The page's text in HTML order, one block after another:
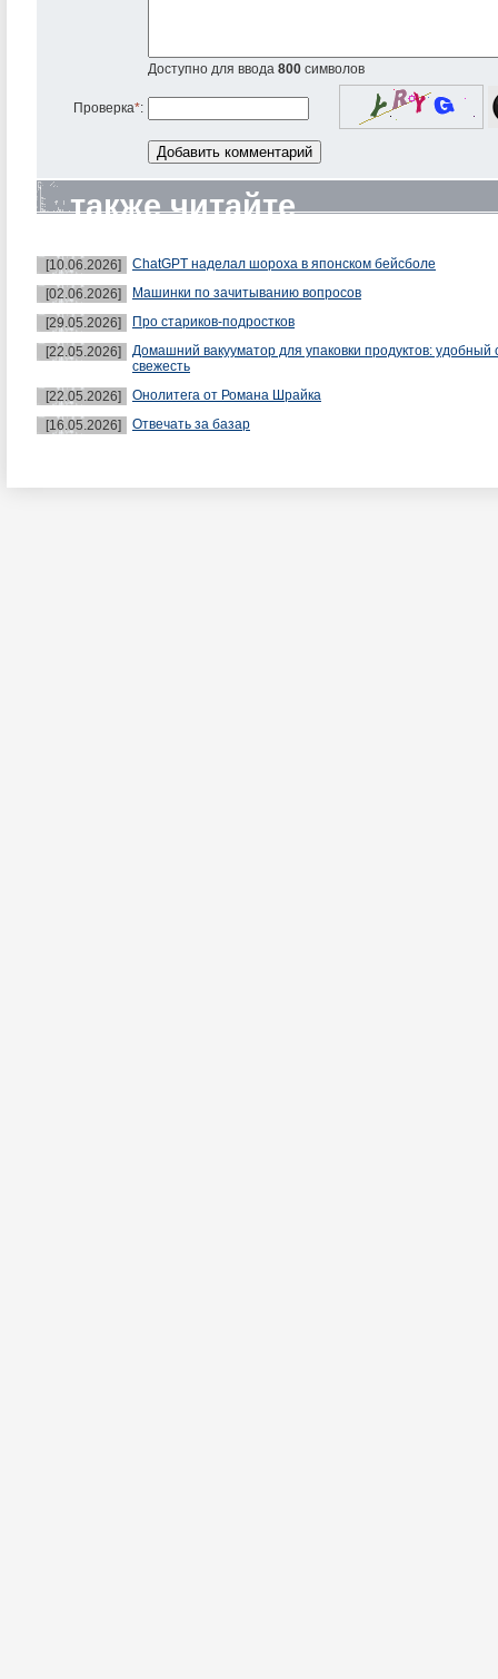
Доступно для ввода 800 символов
Проверка*:
также читайте
[10.06.2026]
ChatGPT наделал шороха в японском бейсболе
[02.06.2026]
Машинки по зачитыванию вопросов
[29.05.2026]
Про стариков-подростков
[22.05.2026]
Домашний вакууматор для упаковки продуктов: удобный
свежесть
[22.05.2026]
Онолитега от Романа Шрайка
[16.05.2026]
Отвечать за базар